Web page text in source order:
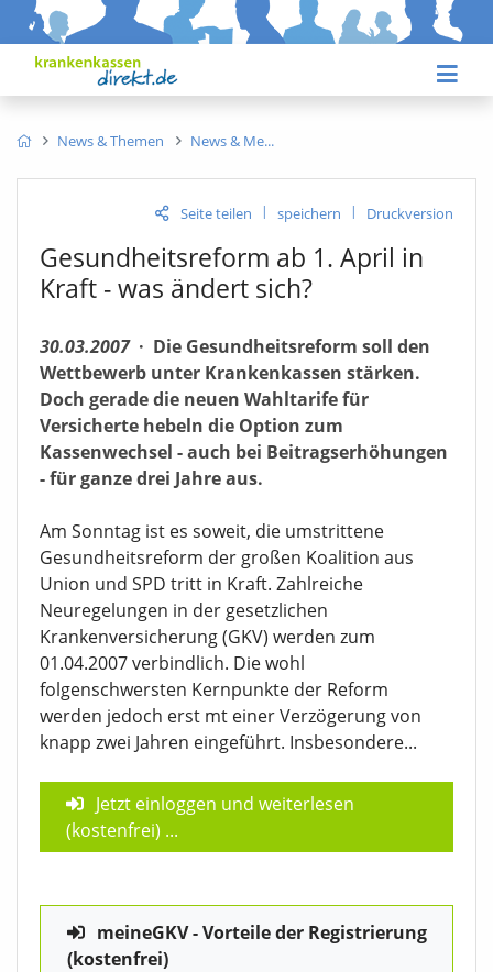
News & Themen News & Me
Seite teilen | speichern | Druckversion
Gesundheitsreform ab 1. April in
Kraft - was ändert sich?
30.03.2007 · Die Gesundheitsreform soll den
Wettbewerb unter Krankenkassen stärken.
Doch gerade die neuen Wahltarife für
Versicherte hebeln die Option zum
Kassenwechsel - auch bei Beitragserhöhungen
- für ganze drei Jahre aus.
Am Sonntag ist es soweit, die umstrittene
Gesundheitsreform der großen Koalition aus
Union und SPD tritt in Kraft. Zahlreiche
Neuregelungen in der gesetzlichen
Krankenversicherung (GKV) werden zum
01.04.2007 verbindlich. Die wohl
folgenschwersten Kernpunkte der Reform
werden jedoch erst mt einer Verzögerung von
knapp zwei Jahren eingeführt. Insbesondere...
Jetzt einloggen und weiterlesen
(kostenfrei) ...
meineGKV - Vorteile der Registrierung
(kostenfrei)